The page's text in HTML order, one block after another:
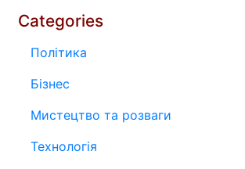
Categories
Політика
Бізнес
Мистецтво та розваги
Технологія